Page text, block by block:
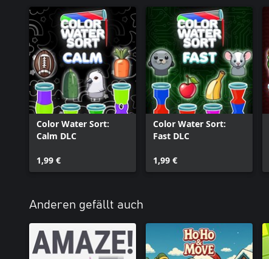
Color Water Sort:
Calm DLC
1,99 €
Color Water Sort:
Fast DLC
1,99 €
Anderen gefällt auch